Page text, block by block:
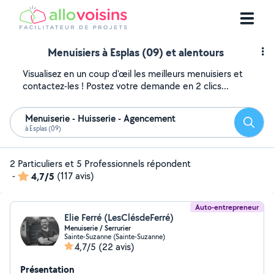
Menuisiers à Esplas (09) et alentours
Visualisez en un coup d'œil les meilleurs menuisiers et
contactez-les ! Postez votre demande en 2 clics...
Menuiserie - Huisserie - Agencement
à Esplas (09)
2 Particuliers et 5 Professionnels répondent
-
4,7/5 (117 avis)
Auto-entrepreneur
Elie Ferré (LesClésdeFerré)
Menuiserie / Serrurier
Sainte-Suzanne (Sainte-Suzanne)
4,7/5 (22 avis)
Présentation